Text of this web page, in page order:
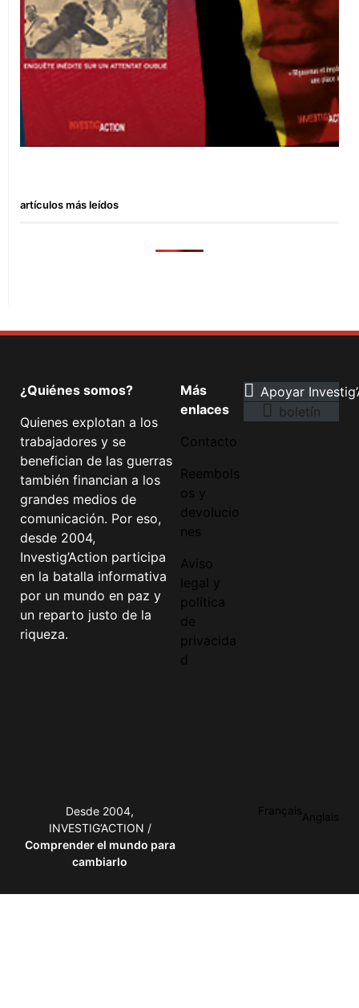
artículos más leídos
¿Quiénes somos?
Quienes explotan a los
trabajadores y se
benefician de las guerras
también financian a los
grandes medios de
comunicación. Por eso,
desde 2004,
Investig’Action participa
en la batalla informativa
por un mundo en paz y
un reparto justo de la
riqueza.
Más
enlaces
Contacto
Reembols
os y
devolucio
nes
Aviso
legal y
política
de
privacida
d
Apoyar
boletín
Desde 2004,
INVESTIG’ACTION /
Comprender el mundo para
cambiarlo
FrançaisAnglais